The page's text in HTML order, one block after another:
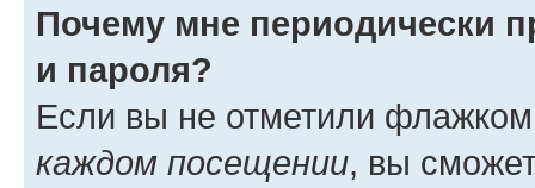
Почему мне периодически
и пароля?
Если вы не отметили
каждом посещении, вы